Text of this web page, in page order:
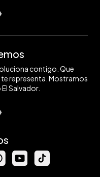
contigo. Que
representa. Mostramos
Salvador.